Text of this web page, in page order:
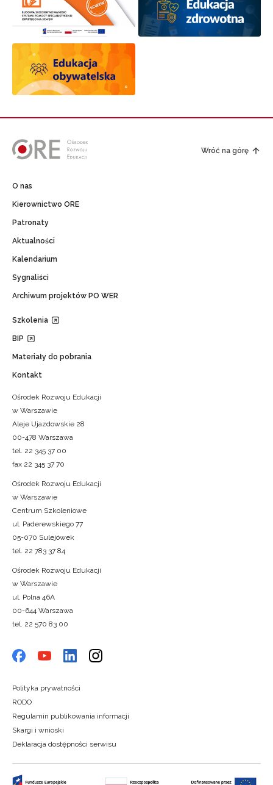
Wróć na górę
O nas
Kierownictwo ORE
Patronaty
Aktualności
Kalendarium
Sygnaliści
Archiwum projektów PO WER
Szkolenia
BIP
Materiały do pobrania
Kontakt
Ośrodek Rozwoju Edukacji
w Warszawie
Aleje Ujazdowskie 28
00-478 Warszawa
tel. 22 345 37 00
fax 22 345 37 70
Ośrodek Rozwoju Edukacji
w Warszawie
Centrum Szkoleniowe
ul. Paderewskiego 77
05-070 Sulejówek
tel. 22 783 37 84
Ośrodek Rozwoju Edukacji
w Warszawie
ul. Polna 46A
00-644 Warszawa
tel. 22 570 83 00
Polityka prywatności
RODO
Regulamin publikowania informacji
Skargi i wnioski
Deklaracja dostępności serwisu